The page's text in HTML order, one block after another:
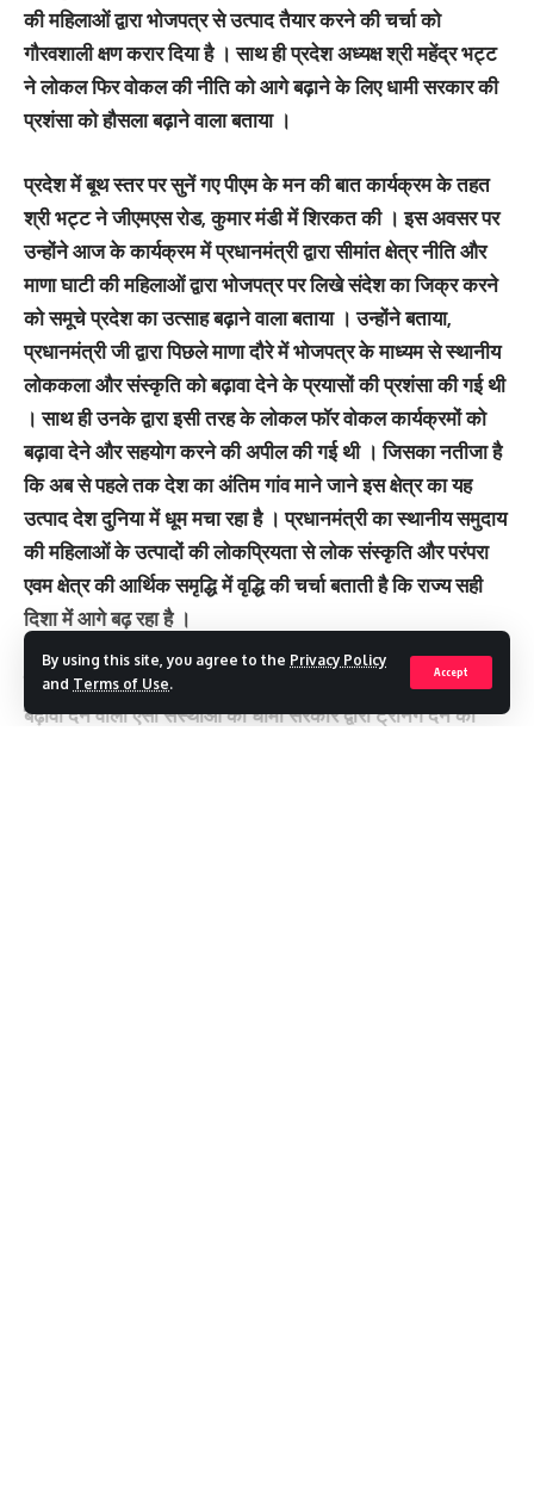
By using this site, you agree to the Privacy Policy
and Terms of Use.
Accept
की महिलाओं द्वारा भोजपत्र से उत्पाद तैयार करने की चर्चा को
गौरवशाली क्षण करार दिया है । साथ ही प्रदेश अध्यक्ष श्री महेंद्र भट्ट
ने लोकल फिर वोकल की नीति को आगे बढ़ाने के लिए धामी सरकार की
प्रशंसा को हौसला बढ़ाने वाला बताया ।
प्रदेश में बूथ स्तर पर सुनें गए पीएम के मन की बात कार्यक्रम के तहत
श्री भट्ट ने जीएमएस रोड, कुमार मंडी में शिरकत की । इस अवसर पर
उन्होंने आज के कार्यक्रम में प्रधानमंत्री द्वारा सीमांत क्षेत्र नीति और
माणा घाटी की महिलाओं द्वारा भोजपत्र पर लिखे संदेश का जिक्र करने
को समूचे प्रदेश का उत्साह बढ़ाने वाला बताया । उन्होंने बताया,
प्रधानमंत्री जी द्वारा पिछले माणा दौरे में भोजपत्र के माध्यम से स्थानीय
लोककला और संस्कृति को बढ़ावा देने के प्रयासों की प्रशंसा की गई थी
। साथ ही उनके द्वारा इसी तरह के लोकल फॉर वोकल कार्यक्रमों को
बढ़ावा देने और सहयोग करने की अपील की गई थी । जिसका नतीजा है
कि अब से पहले तक देश का अंतिम गांव माने जाने इस क्षेत्र का यह
उत्पाद देश दुनिया में धूम मचा रहा है । प्रधानमंत्री का स्थानीय समुदाय
की महिलाओं के उत्पादों की लोकप्रियता से लोक संस्कृति और परंपरा
एवम क्षेत्र की आर्थिक समृद्धि में वृद्धि की चर्चा बताती है कि राज्य सही
दिशा में आगे बढ़ रहा है ।
श्री भट्ट ने प्रधानमंत्री जी द्वारा लोक संस्कृति और लोक कला को
बढ़ावा देने वाली ऐसी संस्थाओं को धामी सरकार द्वारा ट्रेनिंग देने की